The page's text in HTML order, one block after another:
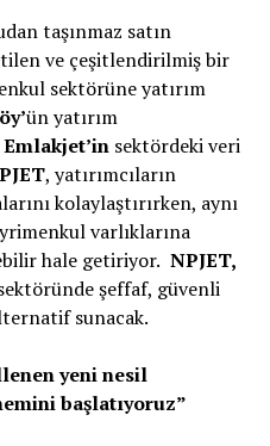
taşınmaz satın
ve çeşitlendirilmiş bir
sektörüne yatırım
ün yatırım
Emlakjet’in sektördeki veri
, yatırımcıların
kolaylaştırırken, aynı
varlıklarına
hale getiriyor. NPJET,
şeffaf, güvenli
sunacak.
yeni nesil
başlatıyoruz”